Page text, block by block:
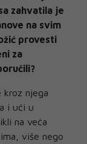
zahvatila je
na svim
provesti
za
kroz njega
i ući u
na veća
više nego